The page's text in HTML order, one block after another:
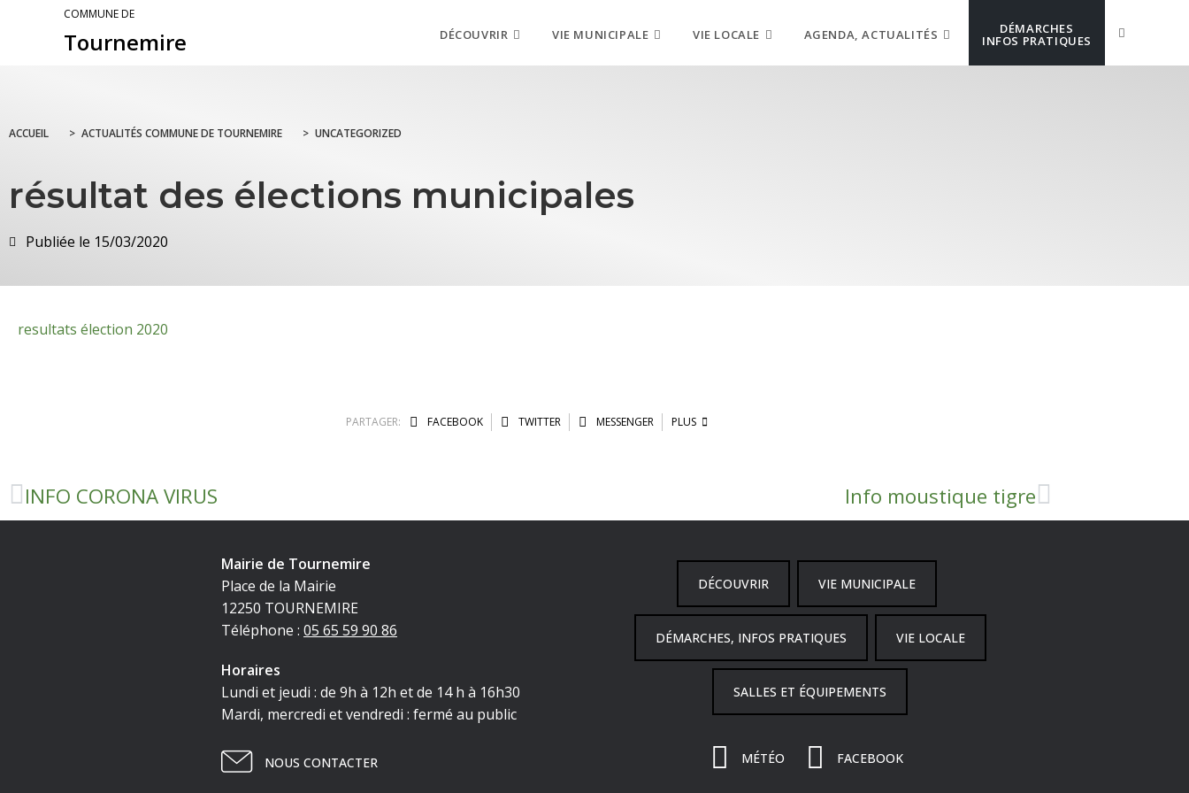
COMMUNE DE
Tournemire DÉCOUVRIR VIE MUNICIPALE VIE LOCALE AGENDA, ACTUALITÉS DÉMARCHES
INFOS PRATIQUES
ACCUEIL > ACTUALITÉS COMMUNE DE TOURNEMIRE > UNCATEGORIZED
résultat des élections municipales
Publiée le 15/03/2020
resultats élection 2020
PARTAGER: FACEBOOK TWITTER MESSENGER PLUS
INFO CORONA VIRUS Info moustique tigre
Mairie de Tournemire
Place de la Mairie
12250 TOURNEMIRE
Téléphone : 05 65 59 90 86
Horaires
Lundi et jeudi : de 9h à 12h et de 14 h à 16h30
Mardi, mercredi et vendredi : fermé au public
NOUS CONTACTER
DÉCOUVRIR VIE MUNICIPALE
DÉMARCHES, INFOS PRATIQUES VIE LOCALE
SALLES ET ÉQUIPEMENTS
MÉTÉO FACEBOOK